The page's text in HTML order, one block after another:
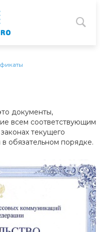
документы,
всем соответствующим
текущего
обязательном порядке.